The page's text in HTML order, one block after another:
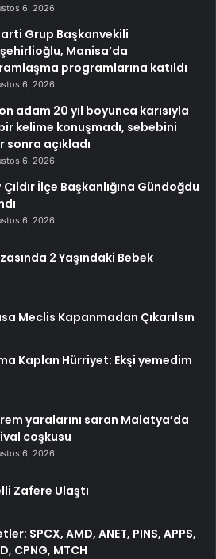
6, 2026
Grup Başkanvekili
Manisa’da
programlarına katıldı
6, 2026
adam 20 yıl boyunca karısıyla
kelime konuşmadı, sebebini
sonra açıkladı
6, 2026
Çıldır İlçe Başkanlığına Gündoğdu
6, 2026
2 Yaşındaki Bebek
Meclis Kapanmadan Çıkarılsın
Kaplan Hürriyet: Ekşi yemedim
yaralarını saran Malatya’da
coşkusu
6, 2026
Zafere Ulaştı
SPCX, AMD, ANET, PINS, APPS,
CPNG, MTCH